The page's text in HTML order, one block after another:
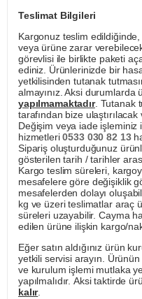
Teslimat Bilgileri
Kargonuz teslim
veya ürüne zarar
görevlisi ile birlikte paketi
ediniz. Ürünlerinizde bir
yetkilisinden tutanak
almayınız. Aksi durumlarda
yapılmamaktadır. Tutanak
tarafından bize
Değişim veya iade işleminiz
hizmetleri0533 030 82 13
Sipariş oluşturduğunuz
gösterilen tarih / tarihler
Kargo teslim süreleri,
mesafelere göre değişiklik
mesafelerden dolayı
kg ve üzeri teslimatlar araç
süreleri uzayabilir. Cayma
edilen ürüne ilişkin kargo/
Eğer satın aldığınız ürün
yetkili servisi arayın. Ürünün
ve kurulum işlemi mutlaka
yapılmalıdır. Aksi taktirde
kalır.